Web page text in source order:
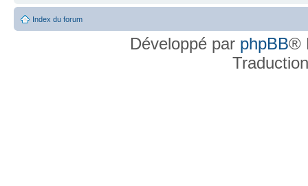
Index du forum
Développé par phpBB®